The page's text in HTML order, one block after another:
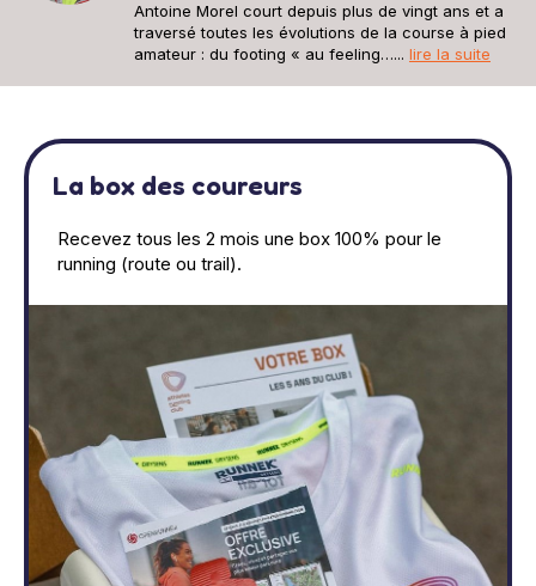
Antoine Morel court depuis plus de vingt ans et a
traversé toutes les évolutions de la course à pied
amateur : du footing « au feeling…... lire la suite
La box des coureurs
Recevez tous les 2 mois une box 100% pour le
running (route ou trail).